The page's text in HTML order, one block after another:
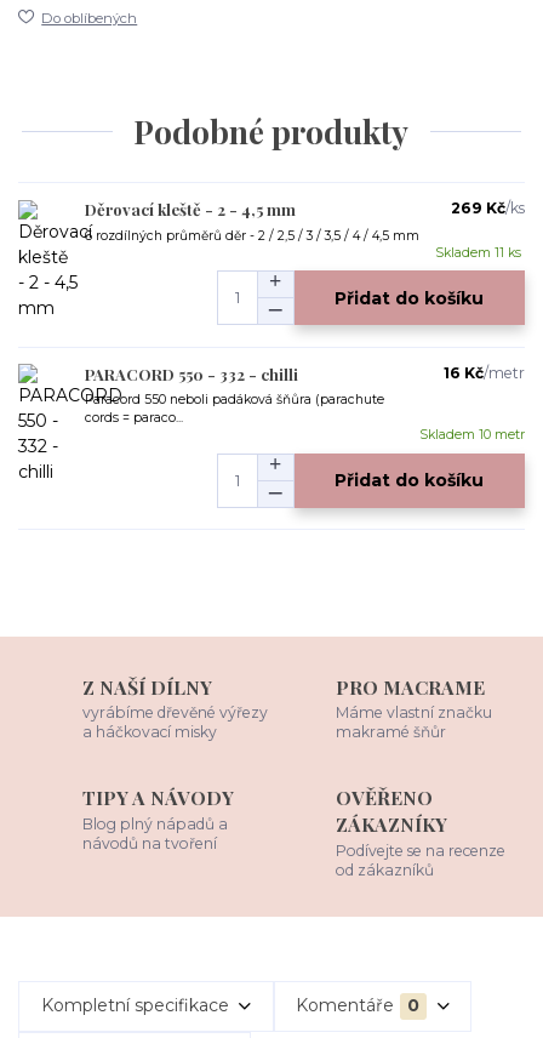
Do oblíbených
Podobné produkty
Děrovací kleště - 2 - 4,5 mm
6 rozdílných průměrů děr - 2 / 2,5 / 3 / 3,5 / 4 / 4,5 mm
269 Kč/ks
Skladem 11 ks
Přidat do košíku
PARACORD 550 - 332 - chilli
Paracord 550 neboli padáková šňůra (parachute
cords = paraco...
16 Kč/metr
Skladem 10 metr
Přidat do košíku
Z NAŠÍ DÍLNY
vyrábíme dřevěné výřezy
a háčkovací misky
PRO MACRAME
Máme vlastní značku
makramé šňůr
TIPY A NÁVODY
Blog plný nápadů a
návodů na tvoření
OVĚŘENO
ZÁKAZNÍKY
Podívejte se na recenze
od zákazníků
Kompletní specifikace Komentáře 0